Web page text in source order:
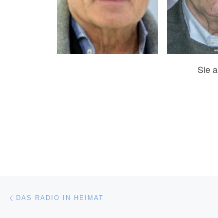
Sie
Beitragsnavigation
DAS RADIO IN HEIMAT